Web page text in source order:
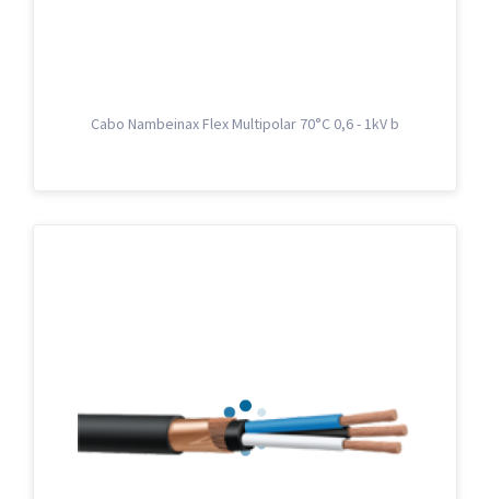
Cabo Nambeinax Flex Multipolar 70°C 0,6 - 1kV b